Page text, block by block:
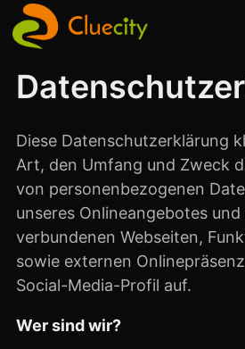
Diese Datenschutzerklärung
Art, den Umfang und Zweck
von personenbezogenen
unseres Onlineangebotes
verbundenen Webseiten,
sowie externen
Social-Media-Profil auf.
Wer sind wir?